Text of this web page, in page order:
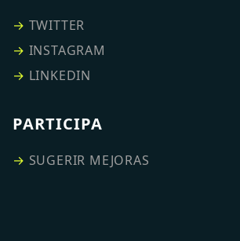
→ TWITTER
→ INSTAGRAM
→ LINKEDIN
PARTICIPA
→ SUGERIR MEJORAS